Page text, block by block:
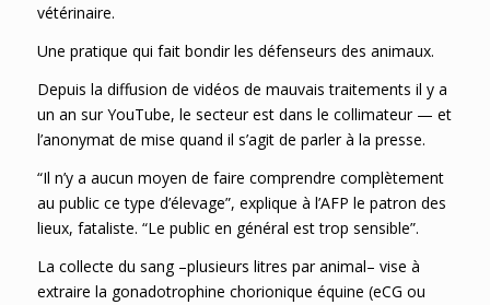
vétérinaire.
Une pratique qui fait bondir les défenseurs des animaux.
Depuis la diffusion de vidéos de mauvais traitements il y a
un an sur YouTube, le secteur est dans le collimateur — et
l’anonymat de mise quand il s’agit de parler à la presse.
“Il n’y a aucun moyen de faire comprendre complètement
au public ce type d’élevage”, explique à l’AFP le patron des
lieux, fataliste. “Le public en général est trop sensible”.
La collecte du sang –plusieurs litres par animal– vise à
extraire la gonadotrophine chorionique équine (eCG ou